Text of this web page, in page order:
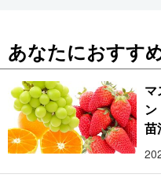
あなたにおすす
マ
苗